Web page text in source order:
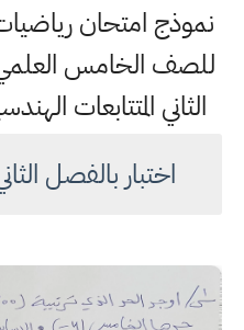
نموذج امتحان
للصف الخامس
الثاني المتتابعات
اختبار بالفصل